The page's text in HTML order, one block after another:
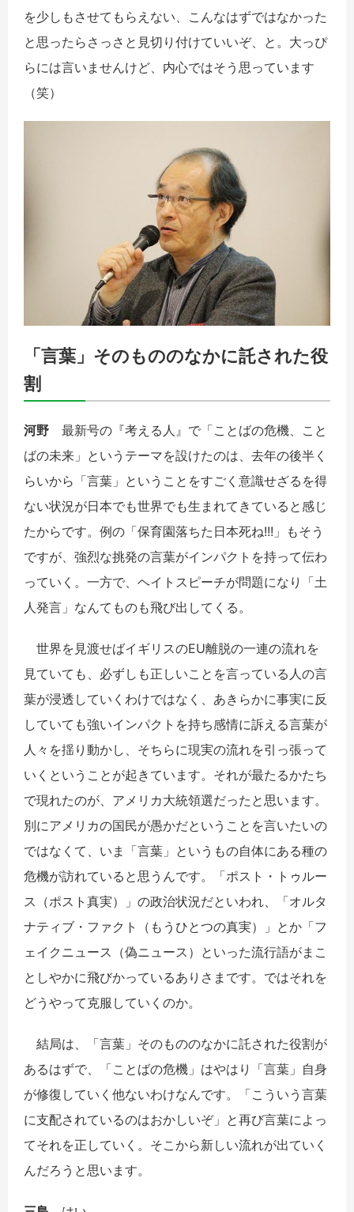
を少しもさせてもらえない、こんなはずではなかった
と思ったらさっさと見切り付けていいぞ、と。大っぴ
らには言いませんけど、内心ではそう思っています
（笑）
「言葉」そのもののなかに託された役
割
河野 最新号の『考える人』で「ことばの危機、こと
ばの未来」というテーマを設けたのは、去年の後半く
らいから「言葉」ということをすごく意識せざるを得
ない状況が日本でも世界でも生まれてきていると感じ
たからです。例の「保育園落ちた日本死ね!!!」もそう
ですが、強烈な挑発の言葉がインパクトを持って伝わ
っていく。一方で、ヘイトスピーチが問題になり「土
人発言」なんてものも飛び出してくる。
世界を見渡せばイギリスのEU離脱の一連の流れを
見ていても、必ずしも正しいことを言っている人の言
葉が浸透していくわけではなく、あきらかに事実に反
していても強いインパクトを持ち感情に訴える言葉が
人々を揺り動かし、そちらに現実の流れを引っ張って
いくということが起きています。それが最たるかたち
で現れたのが、アメリカ大統領選だったと思います。
別にアメリカの国民が愚かだということを言いたいの
ではなくて、いま「言葉」というもの自体にある種の
危機が訪れていると思うんです。「ポスト・トゥルー
ス（ポスト真実）」の政治状況だといわれ、「オルタ
ナティブ・ファクト（もうひとつの真実）」とか「フ
ェイクニュース（偽ニュース）といった流行語がまこ
としやかに飛びかっているありさまです。ではそれを
どうやって克服していくのか。
結局は、「言葉」そのもののなかに託された役割が
あるはずで、「ことばの危機」はやはり「言葉」自身
が修復していく他ないわけなんです。「こういう言葉
に支配されているのはおかしいぞ」と再び言葉によっ
てそれを正していく。そこから新しい流れが出ていく
んだろうと思います。